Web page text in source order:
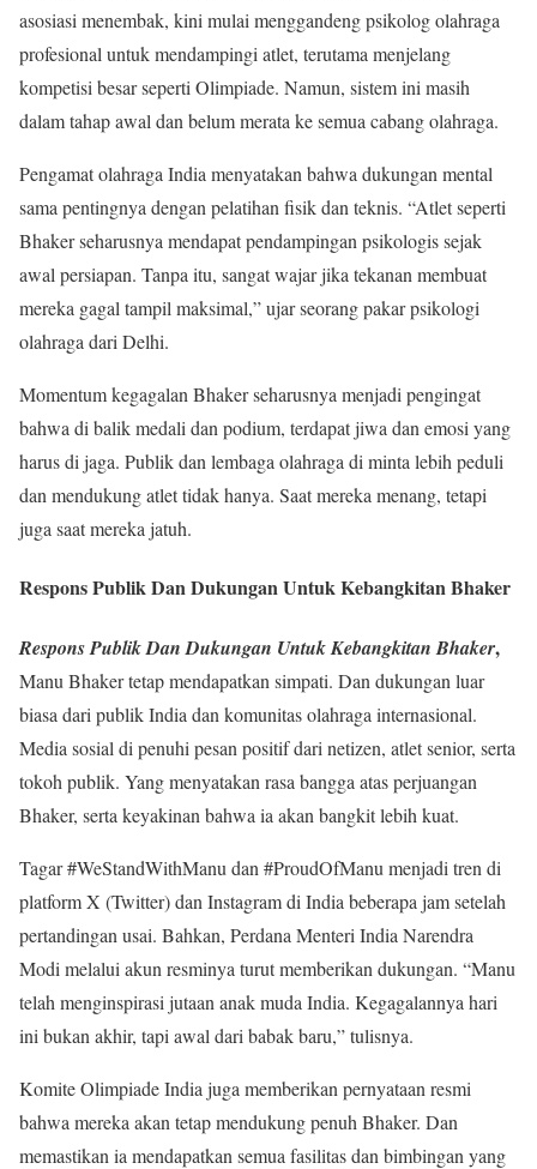
asosiasi menembak, kini mulai menggandeng psikolog olahraga
profesional untuk mendampingi atlet, terutama menjelang
kompetisi besar seperti Olimpiade. Namun, sistem ini masih
dalam tahap awal dan belum merata ke semua cabang olahraga.
Pengamat olahraga India menyatakan bahwa dukungan mental
sama pentingnya dengan pelatihan fisik dan teknis. “Atlet seperti
Bhaker seharusnya mendapat pendampingan psikologis sejak
awal persiapan. Tanpa itu, sangat wajar jika tekanan membuat
mereka gagal tampil maksimal,” ujar seorang pakar psikologi
olahraga dari Delhi.
Momentum kegagalan Bhaker seharusnya menjadi pengingat
bahwa di balik medali dan podium, terdapat jiwa dan emosi yang
harus di jaga. Publik dan lembaga olahraga di minta lebih peduli
dan mendukung atlet tidak hanya. Saat mereka menang, tetapi
juga saat mereka jatuh.
Respons Publik Dan Dukungan Untuk Kebangkitan Bhaker
Respons Publik Dan Dukungan Untuk Kebangkitan Bhaker,
Manu Bhaker tetap mendapatkan simpati. Dan dukungan luar
biasa dari publik India dan komunitas olahraga internasional.
Media sosial di penuhi pesan positif dari netizen, atlet senior, serta
tokoh publik. Yang menyatakan rasa bangga atas perjuangan
Bhaker, serta keyakinan bahwa ia akan bangkit lebih kuat.
Tagar #WeStandWithManu dan #ProudOfManu menjadi tren di
platform X (Twitter) dan Instagram di India beberapa jam setelah
pertandingan usai. Bahkan, Perdana Menteri India Narendra
Modi melalui akun resminya turut memberikan dukungan. “Manu
telah menginspirasi jutaan anak muda India. Kegagalannya hari
ini bukan akhir, tapi awal dari babak baru,” tulisnya.
Komite Olimpiade India juga memberikan pernyataan resmi
bahwa mereka akan tetap mendukung penuh Bhaker. Dan
memastikan ia mendapatkan semua fasilitas dan bimbingan yang